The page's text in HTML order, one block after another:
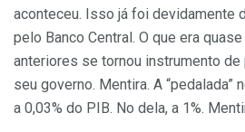
aconteceu. Isso já foi devidamente
pelo Banco Central. O que era
anteriores se tornou instrumento
seu governo. Mentira. A “pedalada”
a 0,03% do PIB. No dela, a 1%.